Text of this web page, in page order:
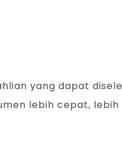
yang dapat
lebih cepat, lebih